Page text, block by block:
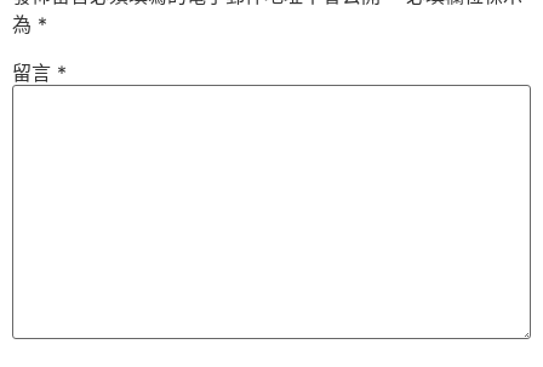
為 *
留言 *